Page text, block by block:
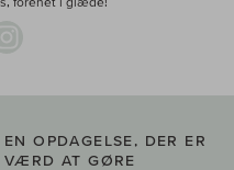
EN OPDAGELSE, DER ER
VÆRD AT GØRE